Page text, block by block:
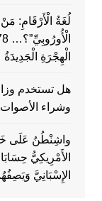
لُغَةُ الْأَرْقَامِ:
الْهِجْرَةِ
هل تستخدم
وشراء
واشِنْطُنُ عَلَى
الأَمْرِيكِيُّ
الإِسْبَانِيَّ